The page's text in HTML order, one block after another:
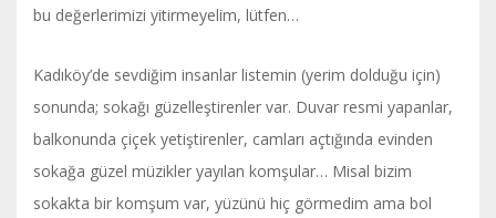
bu değerlerimizi yitirmeyelim, lütfen…
Kadıköy’de sevdiğim insanlar listemin (yerim dolduğu için)
sonunda; sokağı güzelleştirenler var. Duvar resmi yapanlar,
balkonunda çiçek yetiştirenler, camları açtığında evinden
sokağa güzel müzikler yayılan komşular… Misal bizim
sokakta bir komşum var, yüzünü hiç görmedim ama bol